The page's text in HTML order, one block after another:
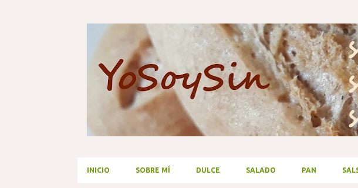
INICIO SOBRE MÍ DULCE SALADO PAN